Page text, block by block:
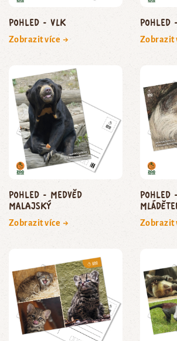
Pohled - vlk
Zobrazit více →
pohled
Zobrazit
pohled - medvěd
malajský
Zobrazit více →
Pohled
Zobrazit